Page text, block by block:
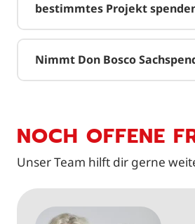
bestimmtes Projekt
Nimmt Don Bosco
NOCH OFFENE
Unser Team hilft dir gerne